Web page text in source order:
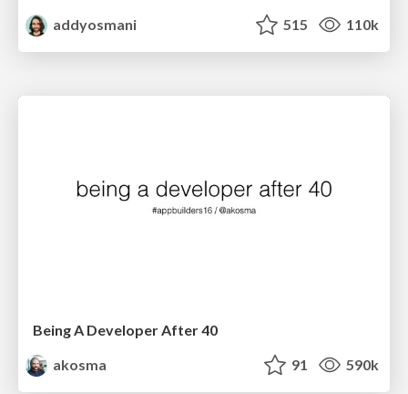
addyosmani
515 110k
Being A Developer After 40
akosma
91 590k